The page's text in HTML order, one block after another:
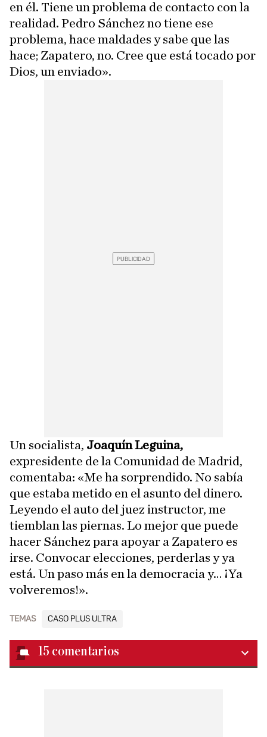
en él. Tiene un problema de contacto con la
realidad. Pedro Sánchez no tiene ese
problema, hace maldades y sabe que las
hace; Zapatero, no. Cree que está tocado por
Dios, un enviado».
Un socialista, Joaquín Leguina,
expresidente de la Comunidad de Madrid,
comentaba: «Me ha sorprendido. No sabía
que estaba metido en el asunto del dinero.
Leyendo el auto del juez instructor, me
tiemblan las piernas. Lo mejor que puede
hacer Sánchez para apoyar a Zapatero es
irse. Convocar elecciones, perderlas y ya
está. Un paso más en la democracia y… ¡Ya
volveremos!».
TEMAS CASO PLUS ULTRA
15 comentarios